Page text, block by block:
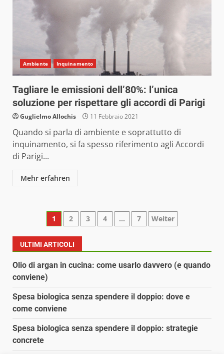
Ambiente Inquinamento
Tagliare le emissioni dell’80%: l’unica
soluzione per rispettare gli accordi di Parigi
Guglielmo Allochis 11 Febbraio 2021
Quando si parla di ambiente e soprattutto di
inquinamento, si fa spesso riferimento agli Accordi
di Parigi...
Mehr erfahren
Paginazione
degli
articoli
1 2 3 4 … 7 Weiter
ULTIMI ARTICOLI
Olio di argan in cucina: come usarlo davvero (e quando
conviene)
Spesa biologica senza spendere il doppio: dove e
come conviene
Spesa biologica senza spendere il doppio: strategie
concrete